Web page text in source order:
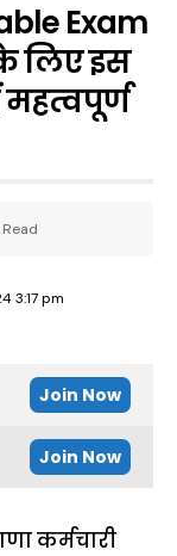
Exam
लिए इस
3:17 pm
Join Now
Join Now
कर्मचारी